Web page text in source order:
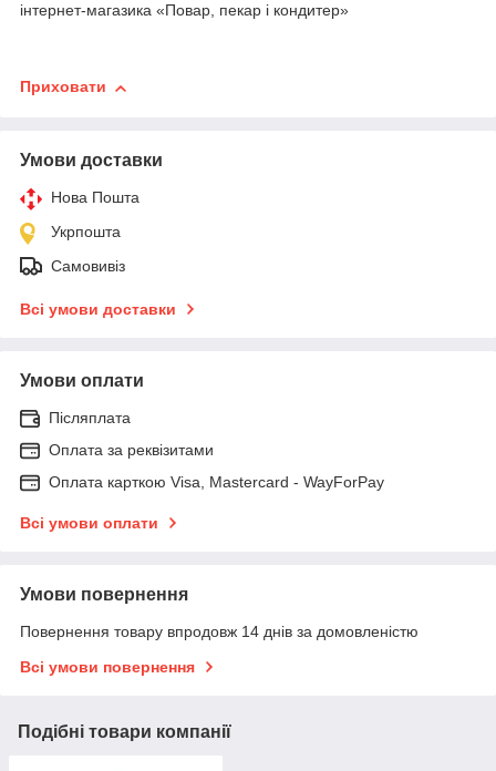
інтернет-магазика «Повар, пекар і кондитер»
Приховати
Умови доставки
Нова Пошта
Укрпошта
Самовивіз
Всі умови доставки
Умови оплати
Післяплата
Оплата за реквізитами
Оплата карткою Visa, Mastercard - WayForPay
Всі умови оплати
Умови повернення
Повернення товару впродовж 14 днів за домовленістю
Всі умови повернення
Подібні товари компанії